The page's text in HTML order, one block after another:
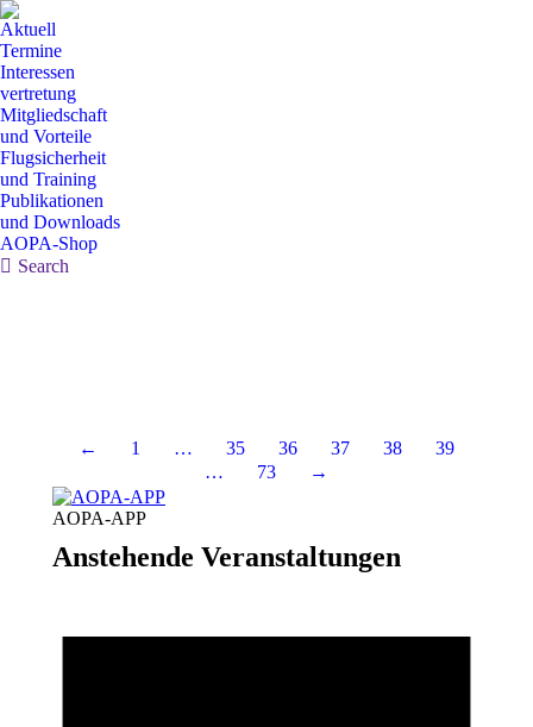
Aktuell
Termine
Interessen
vertretung
Mitgliedschaft
und Vorteile
Flugsicherheit
und Training
Publikationen
und Downloads
AOPA-Shop
Search:
Search
← 1 … 35 36 37 38
39
…
73 →
AOPA-APP
Anstehende Veranstaltungen